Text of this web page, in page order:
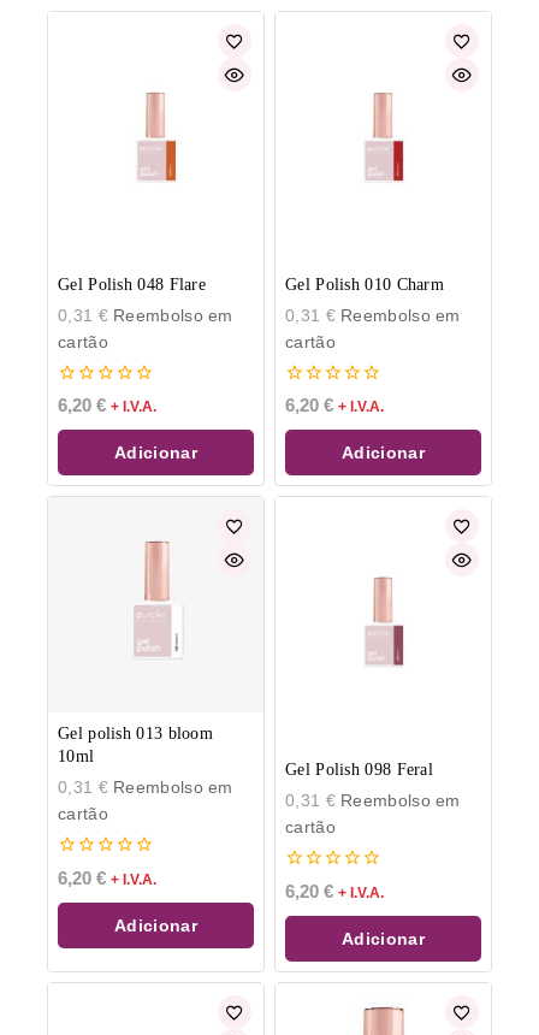
Gel Polish 048 Flare
0,31 €Reembolso em
cartão
0
de
5
6,20 € + I.V.A.
Adicionar
Gel Polish 010 Charm
0,31 €Reembolso em
cartão
0
de
5
6,20 € + I.V.A.
Adicionar
Gel polish 013 bloom
10ml
0,31 €Reembolso em
cartão
0
de
5
6,20 € + I.V.A.
Adicionar
Gel Polish 098 Feral
0,31 €Reembolso em
cartão
0
de
5
6,20 € + I.V.A.
Adicionar